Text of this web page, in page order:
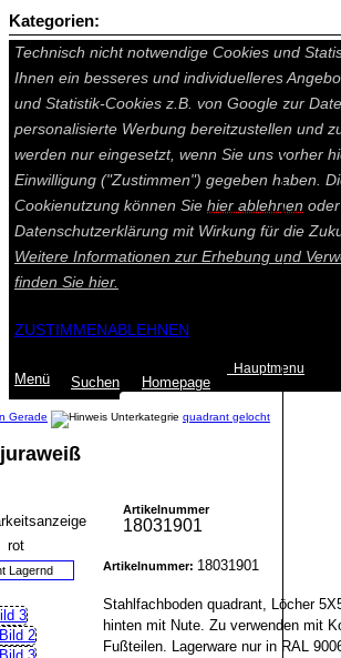
Auf dieser Seite werden technisch
Technisch nicht notwendige Cookies und
Ihnen ein besseres und individuelleres
und Statistik-Cookies z.B. von Google zur
personalisierte Werbung bereitzustellen und
werden nur eingesetzt, wenn Sie uns vorher
Einwilligung ("Zustimmen") gegeben haben.
Cookienutzung können Sie hier ablehnen
Datenschutzerklärung mit Wirkung für die
Weitere Informationen zur Erhebung und
finden Sie hier.
ZUSTIMMENABLEHNEN
Menü Suchen Homepage
Hauptmenu
Gerade quadrant gelocht
Lagernd
Artikelnummer
18031901
Artikelnummer: 18031901
Stahlfachboden quadrant, Löcher
hinten mit Nute. Zu verwenden mit
Fußteilen. Lagerware nur in RAL
Kategorien: